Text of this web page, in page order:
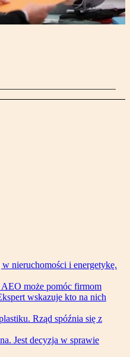
nieruchomości i energetykę.
AEO może pomóc firmom
wskazuje kto na nich
Rząd spóźnia się z
Jest decyzja w sprawie